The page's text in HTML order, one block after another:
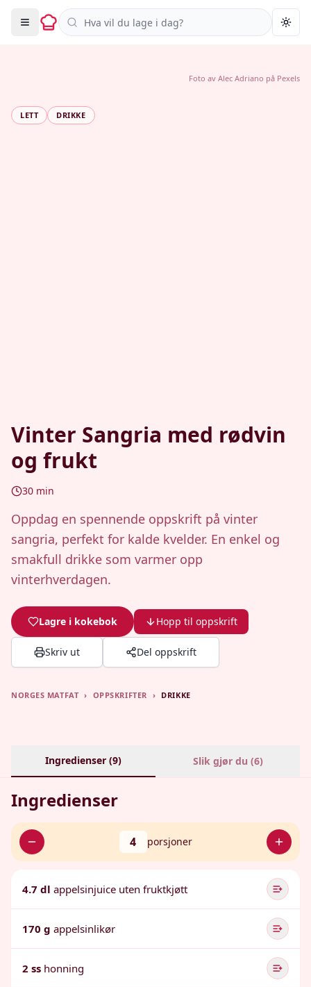
Søk i oppskrifter
LETT DRIKKE
Vinter Sangria med rødvin
og frukt
30 min
Oppdag en spennende oppskrift på vinter
sangria, perfekt for kalde kvelder. En enkel og
smakfull drikke som varmer opp
vinterhverdagen.
Lagre i kokebok Hopp til oppskrift
Skriv ut Del oppskrift
Foto av Alec Adriano på Pexels
NORGES MATFAT › OPPSKRIFTER › DRIKKE
Ingredienser (9) Slik gjør du (6)
Ingredienser
4 porsjoner
4.7 dl appelsinjuice uten fruktkjøtt
170 g appelsinlikør
2 ss honning